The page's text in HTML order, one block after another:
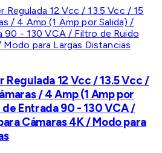
Regulada 12 Vcc / 13.5 Vcc /
/ 4 Amp (1 Amp por
Entrada 90 - 130 VCA /
Cámaras 4K / Modo para